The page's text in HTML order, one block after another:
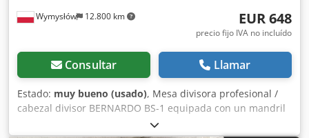
Wymysłów 12.800 km EUR 648
precio fijo IVA no incluído
Consultar Llamar
Estado: muy bueno (usado), Mesa divisora profesional /
cabezal divisor BERNARDO BS-1 equipada con un mandril
de torno BISON de alta calidad Ø160 mm. El conjunto está